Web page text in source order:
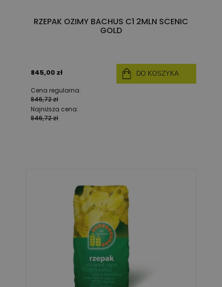
RZEPAK OZIMY BACHUS C1 2MLN SCENIC
GOLD
845,00 zł
Cena regularna:
846,72 zł
Najniższa cena:
846,72 zł
DO KOSZYKA